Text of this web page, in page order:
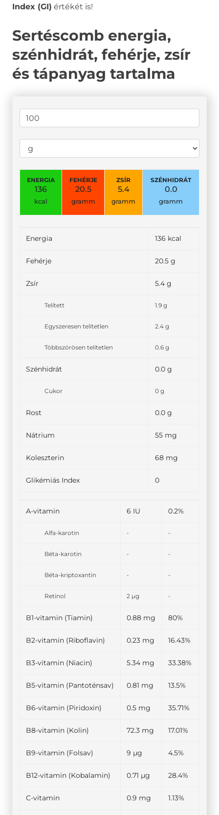
Index (GI) értékét is!
Sertéscomb energia,
szénhidrát, fehérje, zsír
és tápanyag tartalma
ENERGIA
136
kcal
FEHÉRJE
20.5
gramm
ZSÍR
5.4
gramm
SZÉNHIDRÁT
0.0
gramm
Energia 136 kcal
Fehérje 20.5 g
Zsír 5.4 g
Telített 1.9 g
Egyszeresen telítetlen 2.4 g
Többszörösen telítetlen 0.6 g
Szénhidrát 0.0 g
Cukor 0 g
Rost 0.0 g
Nátrium 55 mg
Koleszterin 68 mg
Glikémiás Index 0
A-vitamin 6 IU 0.2%
Alfa-karotin - -
Béta-karotin - -
Béta-kriptoxantin - -
Retinol 2 µg -
B1-vitamin (Tiamin) 0.88 mg 80%
B2-vitamin (Riboflavin) 0.23 mg 16.43%
B3-vitamin (Niacin) 5.34 mg 33.38%
B5-vitamin (Pantoténsav) 0.81 mg 13.5%
B6-vitamin (Piridoxin) 0.5 mg 35.71%
B8-vitamin (Kolin) 72.3 mg 17.01%
B9-vitamin (Folsav) 9 µg 4.5%
B12-vitamin (Kobalamin) 0.71 µg 28.4%
C-vitamin 0.9 mg 1.13%